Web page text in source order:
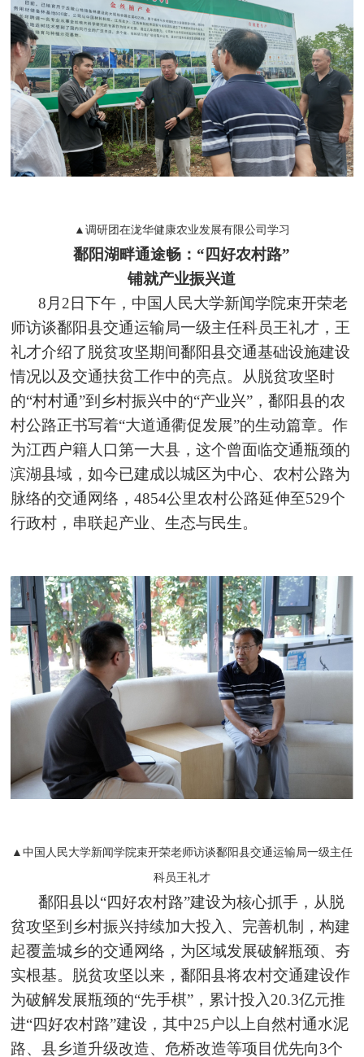
▲调研团在泷华健康农业发展有限公司学习
鄱阳湖畔通途畅：“四好农村路”
铺就产业振兴道
8月2日下午，中国人民大学新闻学院束开荣老
师访谈鄱阳县交通运输局一级主任科员王礼才，王
礼才介绍了脱贫攻坚期间鄱阳县交通基础设施建设
情况以及交通扶贫工作中的亮点。从脱贫攻坚时
的“村村通”到乡村振兴中的“产业兴”，鄱阳县的农
村公路正书写着“大道通衢促发展”的生动篇章。作
为江西户籍人口第一大县，这个曾面临交通瓶颈的
滨湖县域，如今已建成以城区为中心、农村公路为
脉络的交通网络，4854公里农村公路延伸至529个
行政村，串联起产业、生态与民生。
▲中国人民大学新闻学院束开荣老师访谈鄱阳县交通运输局一级主任
科员王礼才
鄱阳县以“四好农村路”建设为核心抓手，从脱
贫攻坚到乡村振兴持续加大投入、完善机制，构建
起覆盖城乡的交通网络，为区域发展破解瓶颈、夯
实根基。脱贫攻坚以来，鄱阳县将农村交通建设作
为破解发展瓶颈的“先手棋”，累计投入20.3亿元推
进“四好农村路”建设，其中25户以上自然村通水泥
路、县乡道升级改造、危桥改造等项目优先向3个